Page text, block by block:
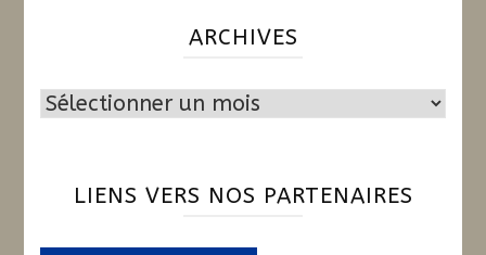
ARCHIVES
Archives
LIENS VERS NOS PARTENAIRES